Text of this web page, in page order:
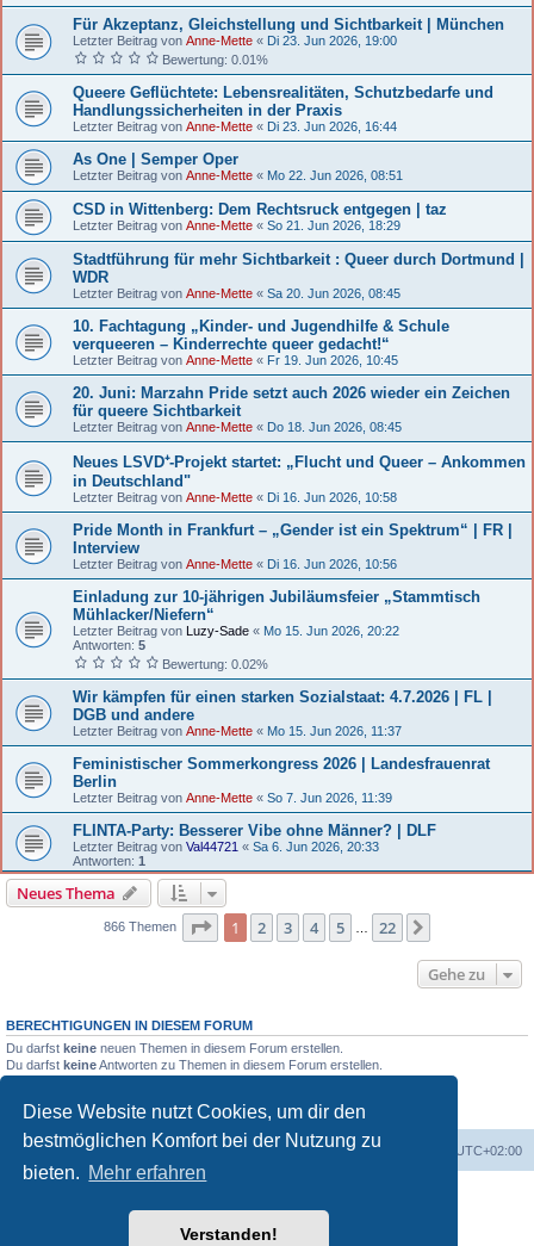
Diese Website nutzt Cookies, um dir den
bestmöglichen Komfort bei der Nutzung zu
bieten. Mehr erfahren
Verstanden!
Für Akzeptanz, Gleichstellung und Sichtbarkeit | München
Letzter Beitrag von Anne-Mette « Di 23. Jun 2026, 19:00
Bewertung: 0.01%
Queere Geflüchtete: Lebensrealitäten, Schutzbedarfe und
Handlungssicherheiten in der Praxis
Letzter Beitrag von Anne-Mette « Di 23. Jun 2026, 16:44
As One | Semper Oper
Letzter Beitrag von Anne-Mette « Mo 22. Jun 2026, 08:51
CSD in Wittenberg: Dem Rechtsruck entgegen | taz
Letzter Beitrag von Anne-Mette « So 21. Jun 2026, 18:29
Stadtführung für mehr Sichtbarkeit : Queer durch Dortmund |
WDR
Letzter Beitrag von Anne-Mette « Sa 20. Jun 2026, 08:45
10. Fachtagung „Kinder- und Jugendhilfe & Schule
verqueeren – Kinderrechte queer gedacht!“
Letzter Beitrag von Anne-Mette « Fr 19. Jun 2026, 10:45
20. Juni: Marzahn Pride setzt auch 2026 wieder ein Zeichen
für queere Sichtbarkeit
Letzter Beitrag von Anne-Mette « Do 18. Jun 2026, 08:45
Neues LSVD⁺-Projekt startet: „Flucht und Queer – Ankommen
in Deutschland"
Letzter Beitrag von Anne-Mette « Di 16. Jun 2026, 10:58
Pride Month in Frankfurt – „Gender ist ein Spektrum“ | FR |
Interview
Letzter Beitrag von Anne-Mette « Di 16. Jun 2026, 10:56
Einladung zur 10-jährigen Jubiläumsfeier „Stammtisch
Mühlacker/Niefern“
Letzter Beitrag von Luzy-Sade « Mo 15. Jun 2026, 20:22
Antworten: 5
Bewertung: 0.02%
Wir kämpfen für einen starken Sozialstaat: 4.7.2026 | FL |
DGB und andere
Letzter Beitrag von Anne-Mette « Mo 15. Jun 2026, 11:37
Feministischer Sommerkongress 2026 | Landesfrauenrat
Berlin
Letzter Beitrag von Anne-Mette « So 7. Jun 2026, 11:39
FLINTA-Party: Besserer Vibe ohne Männer? | DLF
Letzter Beitrag von Val44721 « Sa 6. Jun 2026, 20:33
Antworten: 1
Neues Thema
866 Themen Seite 1 von 22
1 2 3 4 5 22
Gehe zu
BERECHTIGUNGEN IN DIESEM FORUM
Du darfst keine neuen Themen in diesem Forum erstellen.
Du darfst keineAntworten zu Themen in diesem Forum erstellen.
Du darfstkeineDateianhänge in diesem Forum erstellen.
Portal Foren-Übersicht Alle Zeiten sind UTC+02:00
Deutsche Übersetzung durchphpBB.de
Datenschutz|Nutzungsbedingungen